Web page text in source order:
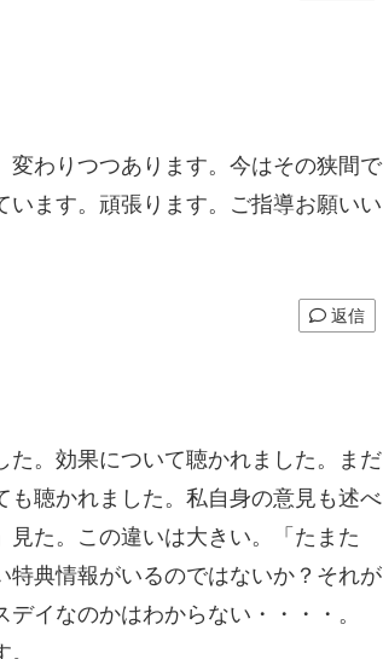
わりつつあります。今はその狭間で
ます。頑張ります。ご指導お願いい
返信
。効果について聴かれました。まだ
聴かれました。私自身の意見も述べ
見た。この違いは大きい。「たまた
特典情報がいるのではないか？それが
イなのかはわからない・・・・。